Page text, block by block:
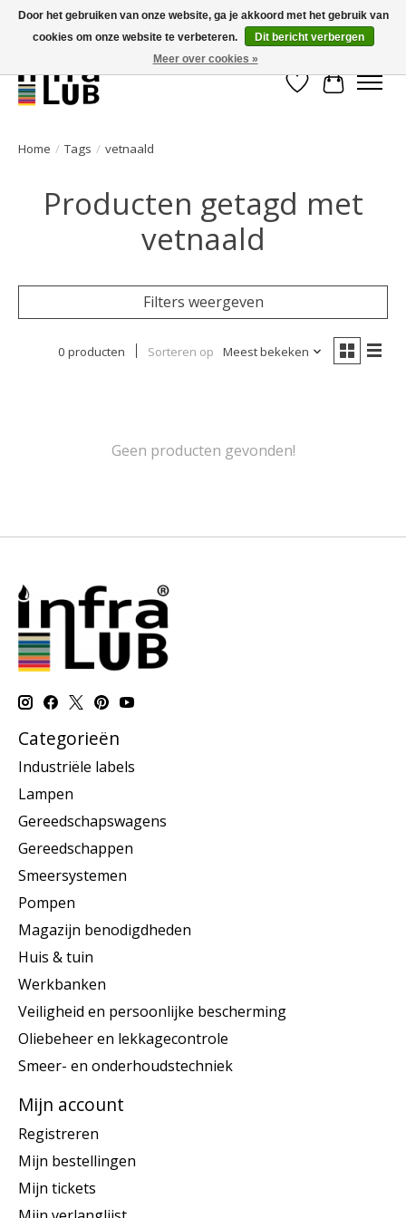
Minder stilstand, meer rendement!
Verlanglijst
Home / Tags / vetnaald
Producten getagd met
vetnaald
Filters weergeven
0 producten Sorteren op Meest bekeken
Geen producten gevonden!
Categorieën
Industriële labels
Lampen
Gereedschapswagens
Gereedschappen
Smeersystemen
Pompen
Magazijn benodigdheden
Huis & tuin
Werkbanken
Veiligheid en persoonlijke bescherming
Oliebeheer en lekkagecontrole
Smeer- en onderhoudstechniek
Mijn account
Registreren
Mijn bestellingen
Mijn tickets
Door het gebruiken van onze website, ga je akkoord met het gebruik van
cookies om onze website te verbeteren.
Dit bericht verbergen
Meer over cookies »